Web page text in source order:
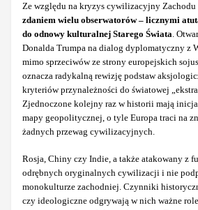
Ze względu na kryzys cywilizacyjny Zachodu
zdaniem wielu obserwatorów – licznymi
do odnowy kulturalnej Starego Świata.
Donalda Trumpa na dialog dyplomatyczny z
mimo sprzeciwów ze strony europejskich
oznacza radykalną rewizję podstaw
kryteriów przynależności do światowej
Zjednoczone kolejny raz w historii mają
mapy geopolitycznej, o tyle Europa traci na
żadnych przewag cywilizacyjnych.
Rosja, Chiny czy Indie, a także atakowany z
odrębnych oryginalnych cywilizacji i nie
monokulturze zachodniej. Czynniki
czy ideologiczne odgrywają w nich ważne